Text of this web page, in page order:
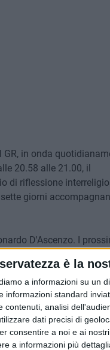
è la
a informazioni su un
standard
analisi
dati precisi di
consentire a noi e ai
a informazioni più
in onda
20.58 alle 21.00, il
di riflessione
giorni
D'Ascenzo. I
2026
continua l'iter per il
del verde